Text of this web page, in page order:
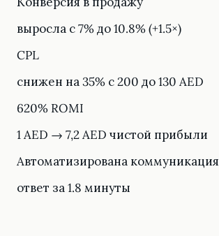
выросла с 7% до 10.8% (+1.5×)
CPL
снижен на 35% с 200 до 130 AED
620% ROMI
1 AED → 7,2 AED чистой прибыли
Автоматизирована коммуникация
ответ за 1.8 минуты